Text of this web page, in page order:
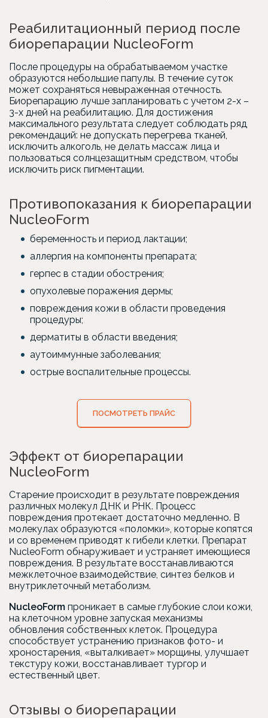
Реабилитационный период после
биорепарации NucleoForm
После процедуры на обрабатываемом участке
образуются небольшие папулы. В течение суток
может сохраняться невыраженная отечность.
Биорепарацию лучше запланировать с учетом 2-х –
3-х дней на реабилитацию. Для достижения
максимального результата следует соблюдать ряд
рекомендаций: не допускать перегрева тканей,
исключить алкоголь, не делать массаж лица и
пользоваться солнцезащитным средством, чтобы
исключить риск пигментации.
Противопоказания к биорепарации
NucleoForm
беременность и период лактации;
аллергия на компоненты препарата;
герпес в стадии обострения;
опухолевые поражения дермы;
повреждения кожи в области проведения
процедуры;
дерматиты в области введения;
аутоиммунные заболевания;
острые воспалительные процессы.
ПОСМОТРЕТЬ ПРАЙС
Эффект от биорепарации
NucleoForm
Старение происходит в результате повреждения
различных молекул ДНК и РНК. Процесс
повреждения протекает достаточно медленно. В
молекулах образуются «поломки», которые копятся
и со временем приводят к гибели клетки. Препарат
NucleoForm обнаруживает и устраняет имеющиеся
повреждения. В результате восстанавливаются
межклеточное взаимодействие, синтез белков и
внутриклеточный метаболизм.
NucleoForm проникает в самые глубокие слои кожи,
на клеточном уровне запуская механизмы
обновления собственных клеток. Процедура
способствует устранению признаков фото- и
хроностарения, «выталкивает» морщины, улучшает
текстуру кожи, восстанавливает тургор и
естественный цвет.
Отзывы о биорепарации